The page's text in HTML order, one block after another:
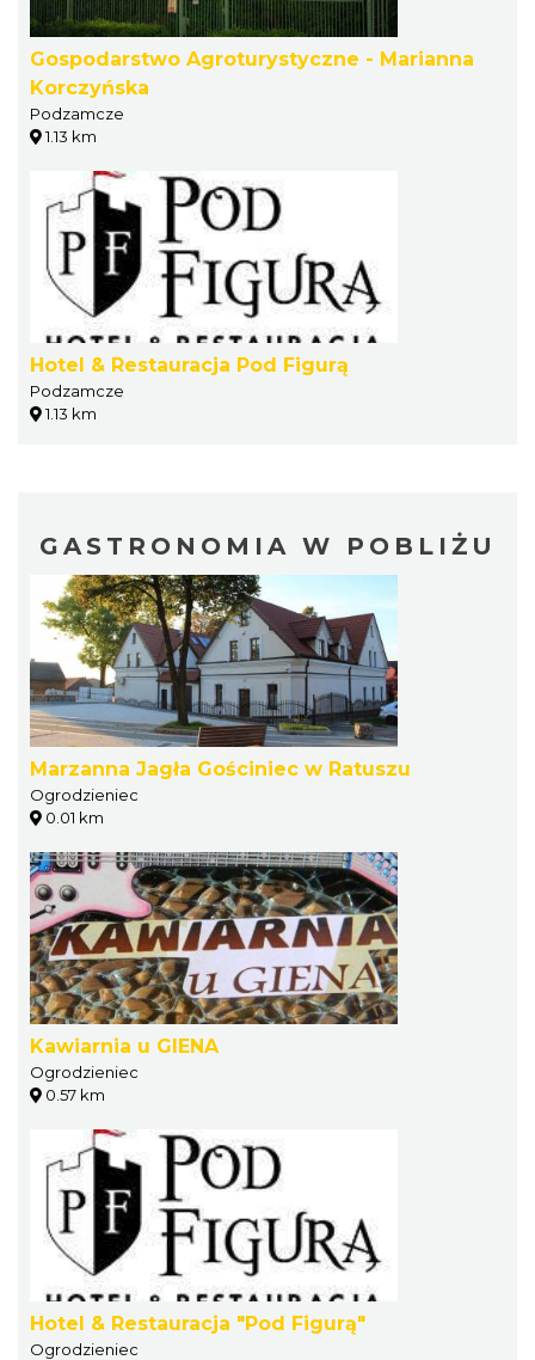
Gospodarstwo Agroturystyczne - Marianna
Korczyńska
Podzamcze
1.13 km
Hotel & Restauracja Pod Figurą
Podzamcze
1.13 km
GASTRONOMIA W POBLIŻU
Marzanna Jagła Gościniec w Ratuszu
Ogrodzieniec
0.01 km
Kawiarnia u GIENA
Ogrodzieniec
0.57 km
Hotel & Restauracja "Pod Figurą"
Ogrodzieniec